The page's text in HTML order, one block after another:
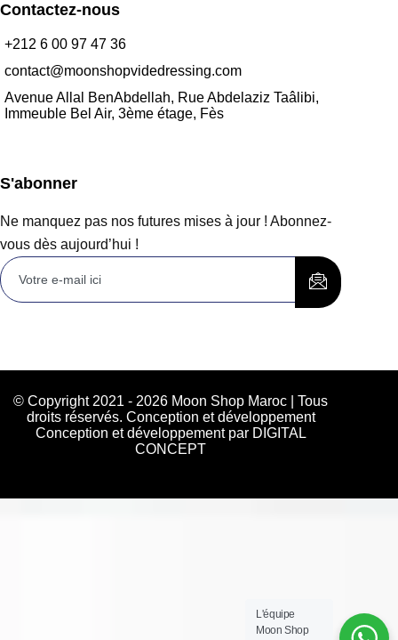
Contactez-nous
+212 6 00 97 47 36
contact@moonshopvidedressing.com
Avenue Allal BenAbdellah, Rue Abdelaziz Taâlibi,
Immeuble Bel Air, 3ème étage, Fès
S'abonner
Ne manquez pas nos futures mises à jour ! Abonnez-
vous dès aujourd’hui !
© Copyright 2021 - 2026 Moon Shop Maroc | Tous
droits réservés. Conception et développement
Conception et développement par DIGITAL
CONCEPT
L'équipe
Moon Shop